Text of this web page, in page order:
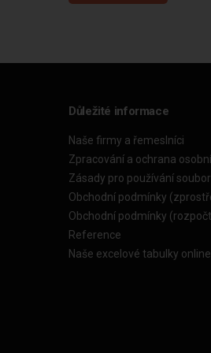
Důležité informace
Naše firmy a řemeslníci
Zpracování a ochrana
Zásady pro používání
Obchodní podmínky
Obchodní podmínky
Reference
Naše excelové tabulky online